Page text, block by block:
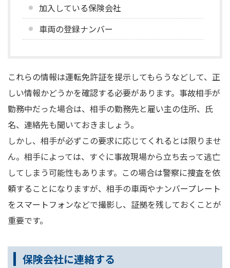
加入している保険会社
車両の登録ナンバー
これらの情報は運転免許証を提示してもらうなどして、正
しい情報かどうかを確認する必要があります。事故相手が
勤務中だった場合は、相手の勤務先と雇い主の住所、氏
名、連絡先も聞いておきましょう。
しかし、相手が必ずこの要求に応じてくれるとは限りませ
ん。相手によっては、すぐに事故現場から立ち去って逃亡
してしまう可能性もあります。この場合は警察に捜査を依
頼することになりますが、相手の車両やナンバープレート
をスマートフォンなどで撮影し、証拠を残しておくことが
重要です。
保険会社に連絡する